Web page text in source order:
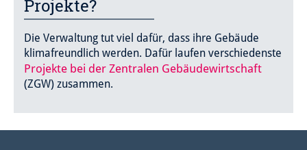
Projekte?
Die Verwaltung tut viel dafür, dass ihre Gebäude
klimafreundlich werden. Dafür laufen verschiedenste
Projekte bei der Zentralen Gebäudewirtschaft
(ZGW) zusammen.